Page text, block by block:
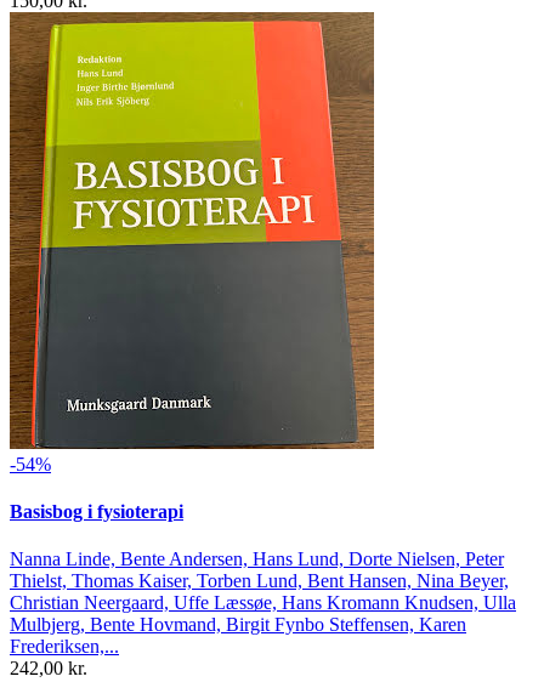
-54%
Basisbog i fysioterapi
Nanna Linde, Bente Andersen, Hans Lund, Dorte Nielsen, Peter
Thielst, Thomas Kaiser, Torben Lund, Bent Hansen, Nina Beyer,
Christian Neergaard, Uffe Læssøe, Hans Kromann Knudsen, Ulla
Mulbjerg, Bente Hovmand, Birgit Fynbo Steffensen, Karen
Frederiksen,...
242,00 kr.